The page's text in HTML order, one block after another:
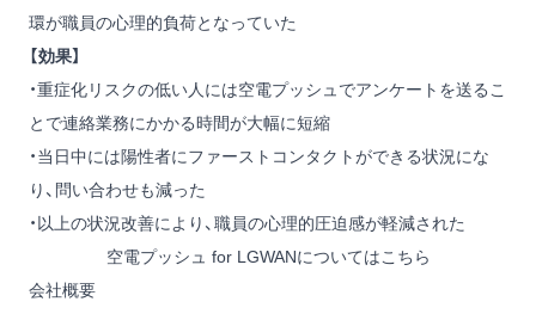
環が職員の心理的負荷となっていた
【効果】
・重症化リスクの低い人には空電プッシュでアンケートを送るこ
とで連絡業務にかかる時間が大幅に短縮
・当日中には陽性者にファーストコンタクトができる状況にな
り、問い合わせも減った
・以上の状況改善により、職員の心理的圧迫感が軽減された
空電プッシュ for LGWANについてはこちら
会社概要